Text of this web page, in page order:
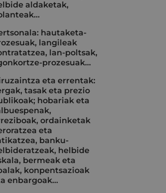
aldaketak,
hautaketa-
langileak
lan-poltsak,
prozesuak...
eta errentak:
tasak eta prezio
hobariak eta
ordainketak
eta
banku-
helbide
bermeak eta
konpentsazioak
enbargoak…